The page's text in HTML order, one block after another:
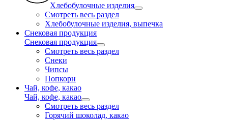
Хлебобулочные изделия
Смотреть весь раздел
Хлебобулочные изделия, выпечка
Снековая продукция
Снековая продукция
Смотреть весь раздел
Снеки
Чипсы
Попкорн
Чай, кофе, какао
Чай, кофе, какао
Смотреть весь раздел
Горячий шоколад, какао